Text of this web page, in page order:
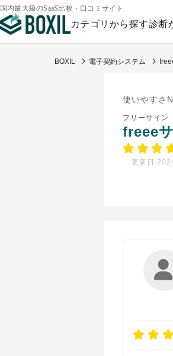
国内最大級のSaaS比較・口コミサイト
カテゴリから探す診断
BOXIL 電子契約システム
使いやすさ
フリーサイン
freee
更新日